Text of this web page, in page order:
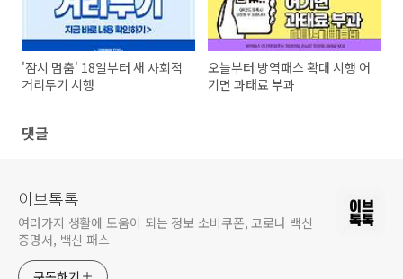
'잠시 멈춤' 18일부터 새 사회적
거리두기 시행
오늘부터 방역패스 확대 시행 어
기면 과태료 부과
댓글
이브톡톡
여러가지 생활에 도움이 되는 정보 소비쿠폰, 코로나 백신
증명서, 백신 패스